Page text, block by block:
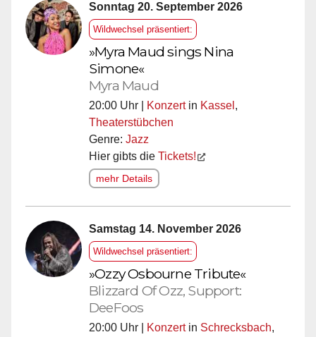
Sonntag 20. September 2026
Wildwechsel präsentiert:
»Myra Maud sings Nina
Simone«
Myra Maud
20:00 Uhr | Konzertin Kassel ,
Theaterstübchen
Genre: Jazz
Hier gibts die Tickets!
mehr Details
Samstag 14. November 2026
Wildwechsel präsentiert:
»Ozzy Osbourne Tribute«
Blizzard Of Ozz, Support:
DeeFoos
20:00 Uhr | Konzertin Schrecksbach,